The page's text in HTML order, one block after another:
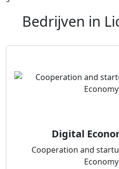
Bedrijven in
Digital
Cooperation and